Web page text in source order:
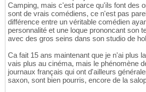
Camping, mais c'est parce qu'ils font des
sont de vrais comédiens, ce n'est pas
différence entre un véritable comédien
personnalité et une loque prononcant son
avec des gros seins dans son studio de
Ca fait 15 ans maintenant que je n'ai plus
vais plus au cinéma, mais le phénomène
journaux français qui ont d'ailleurs
saxon, sont bien pourris, encore de la